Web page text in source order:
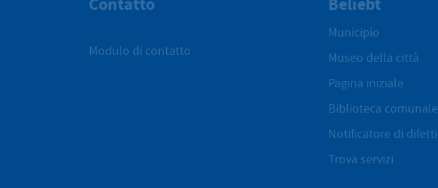
Modulo di contatto
Municipio
Museo della città
Pagina iniziale
Biblioteca comunale
Notificatore di difetti
Trova servizi